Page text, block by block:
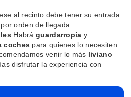
al recinto debe tener su entrada.
orden de llegada.
Habráguardarropía y
coches para quienes lo necesiten.
venir lo más liviano
disfrutar la experiencia con